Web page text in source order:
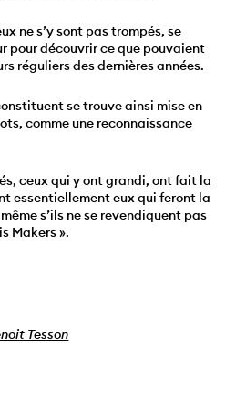
ne s’y sont pas trompés, se
pour découvrir ce que pouvaient
réguliers des dernières années.
se trouve ainsi mise en
comme une reconnaissance
ceux qui y ont grandi, ont fait la
essentiellement eux qui feront la
s’ils ne se revendiquent pas
Makers ».
Tesson